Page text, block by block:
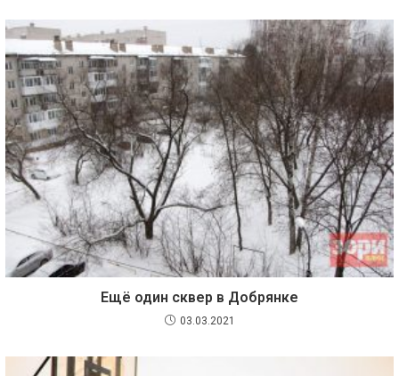
Ещё один сквер в Добрянке
03.03.2021